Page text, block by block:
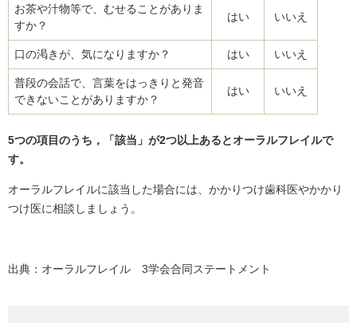
お茶や汁物等で、むせることがありま
すか？
はい いいえ
口の渇きが、気になりますか？ はい いいえ
普段の会話で、言葉をはっきりと発音
できないことがありますか？
はい いいえ
5つの項目のうち，「該当」が2つ以上あるとオーラルフレイルで
す。
オーラルフレイルに該当した場合には、かかりつけ歯科医やかかり
つけ医に相談しましょう。​
出典：オーラルフレイル 3学会合同ステートメント